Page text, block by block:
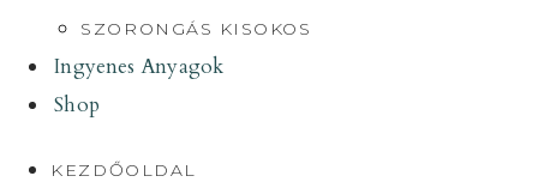
SZORONGÁS KISOKOS
Ingyenes Anyagok
Shop
KEZDŐOLDAL